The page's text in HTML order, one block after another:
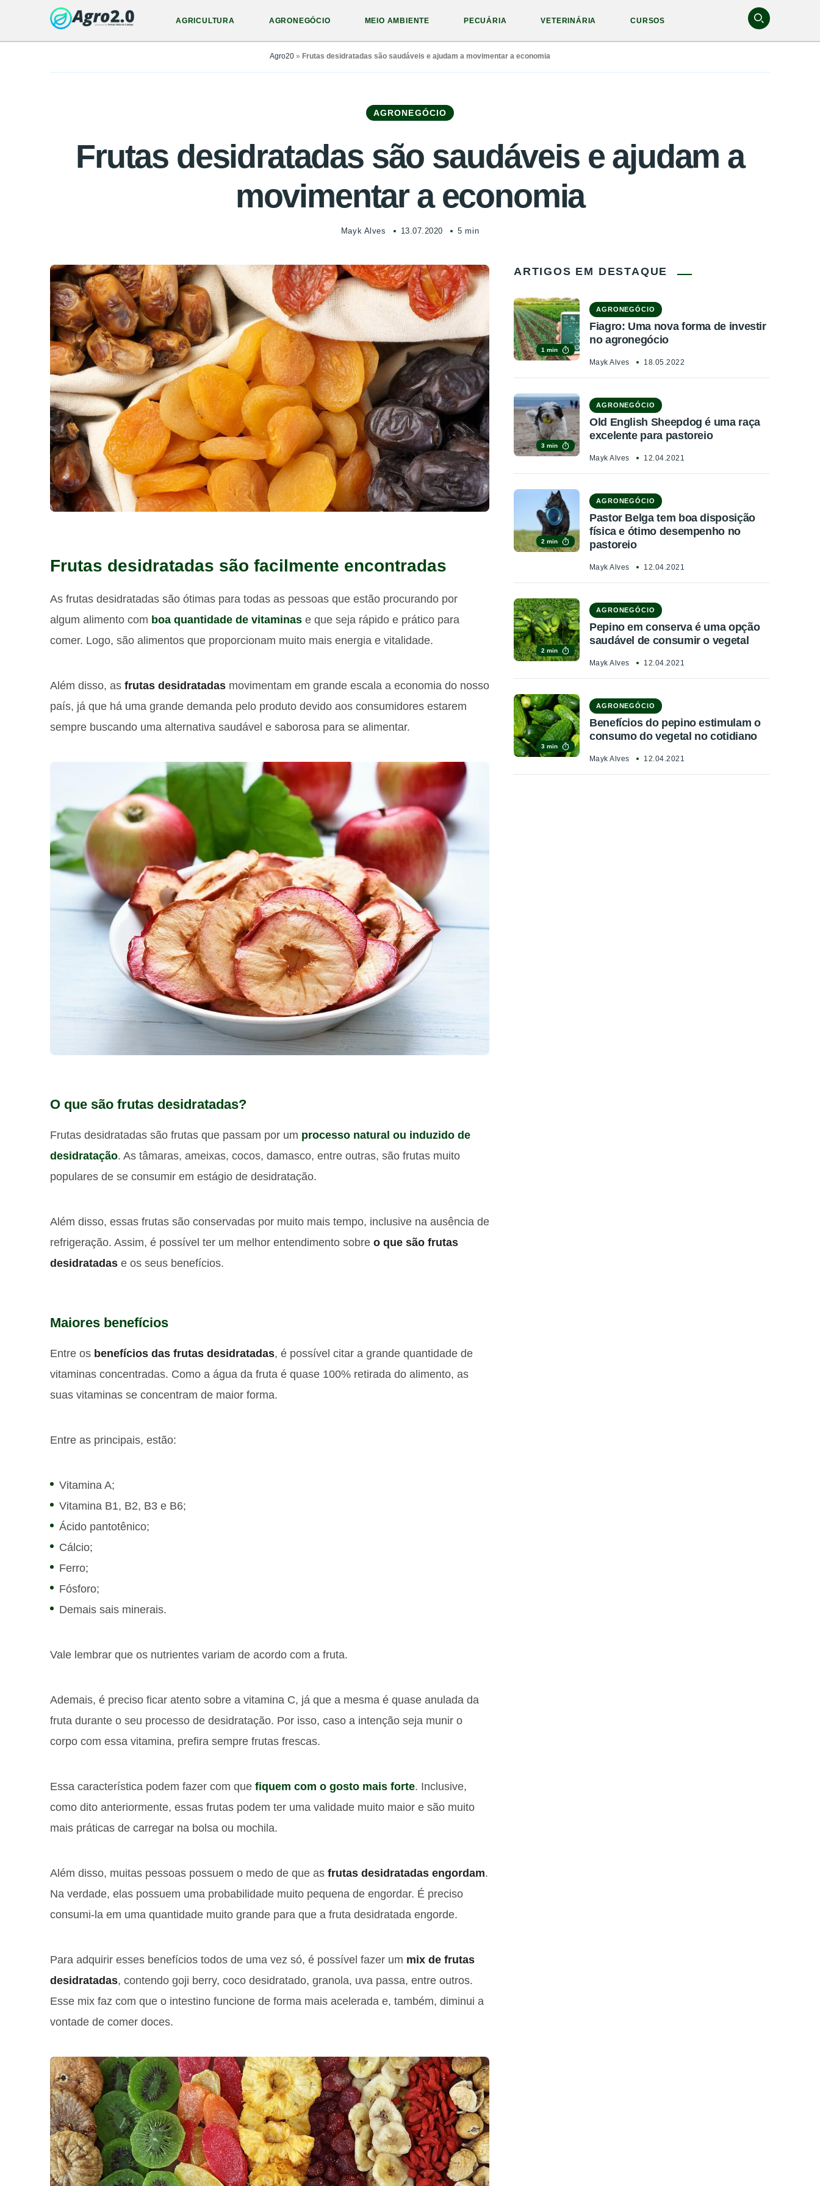
AGRICULTURA AGRONEGÓCIO MEIO AMBIENTE PECUÁRIA VETERINÁRIA CURSOS
Agro20 » Frutas desidratadas são saudáveis e ajudam a movimentar a economia
AGRONEGÓCIO
Frutas desidratadas são saudáveis e ajudam a
movimentar a economia
Mayk Alves 13.07.2020 5 min
Frutas desidratadas são facilmente encontradas
As frutas desidratadas são ótimas para todas as pessoas que estão procurando por
algum alimento com boa quantidade de vitaminas e que seja rápido e prático para
comer. Logo, são alimentos que proporcionam muito mais energia e vitalidade.
Além disso, as frutas desidratadas movimentam em grande escala a economia do nosso
país, já que há uma grande demanda pelo produto devido aos consumidores estarem
sempre buscando uma alternativa saudável e saborosa para se alimentar.
O que são frutas desidratadas?
Frutas desidratadas são frutas que passam por um processo natural ou induzido de
desidratação. As tâmaras, ameixas, cocos, damasco, entre outras, são frutas muito
populares de se consumir em estágio de desidratação.
Além disso, essas frutas são conservadas por muito mais tempo, inclusive na ausência de
refrigeração. Assim, é possível ter um melhor entendimento sobre o que são frutas
desidratadas e os seus benefícios.
Maiores benefícios
Entre os benefícios das frutas desidratadas, é possível citar a grande quantidade de
vitaminas concentradas. Como a água da fruta é quase 100% retirada do alimento, as
suas vitaminas se concentram de maior forma.
Entre as principais, estão:
Vitamina A;
Vitamina B1, B2, B3 e B6;
Ácido pantotênico;
Cálcio;
Ferro;
Fósforo;
Demais sais minerais.
Vale lembrar que os nutrientes variam de acordo com a fruta.
Ademais, é preciso ficar atento sobre a vitamina C, já que a mesma é quase anulada da
fruta durante o seu processo de desidratação. Por isso, caso a intenção seja munir o
corpo com essa vitamina, prefira sempre frutas frescas.
Essa característica podem fazer com que fiquem com o gosto mais forte. Inclusive,
como dito anteriormente, essas frutas podem ter uma validade muito maior e são muito
mais práticas de carregar na bolsa ou mochila.
Além disso, muitas pessoas possuem o medo de que as frutas desidratadas engordam.
Na verdade, elas possuem uma probabilidade muito pequena de engordar. É preciso
consumi-la em uma quantidade muito grande para que a fruta desidratada engorde.
Para adquirir esses benefícios todos de uma vez só, é possível fazer um mix de frutas
desidratadas, contendo goji berry, coco desidratado, granola, uva passa, entre outros.
Esse mix faz com que o intestino funcione de forma mais acelerada e, também, diminui a
vontade de comer doces.
ARTIGOS EM DESTAQUE
1 min
AGRONEGÓCIO
Fiagro: Uma nova forma de investir
no agronegócio
Mayk Alves 18.05.2022
3 min
AGRONEGÓCIO
Old English Sheepdog é uma raça
excelente para pastoreio
Mayk Alves 12.04.2021
2 min
AGRONEGÓCIO
Pastor Belga tem boa disposição
física e ótimo desempenho no
pastoreio
Mayk Alves 12.04.2021
2 min
AGRONEGÓCIO
Pepino em conserva é uma opção
saudável de consumir o vegetal
Mayk Alves 12.04.2021
3 min
AGRONEGÓCIO
Benefícios do pepino estimulam o
consumo do vegetal no cotidiano
Mayk Alves 12.04.2021